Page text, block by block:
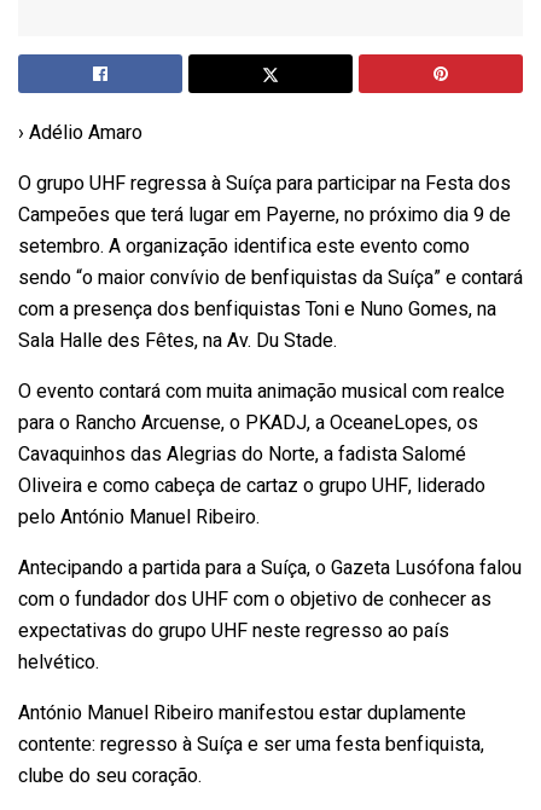
› Adélio Amaro
O grupo UHF regressa à Suíça para participar na Festa dos
Campeões que terá lugar em Payerne, no próximo dia 9 de
setembro. A organização identifica este evento como
sendo “o maior convívio de benfiquistas da Suíça” e contará
com a presença dos benfiquistas Toni e Nuno Gomes, na
Sala Halledes Fêtes, na Av. Du Stade.
O evento contará com muita animação musical com realce
para o Rancho Arcuense, o PKADJ, aOceaneLopes, os
Cavaquinhos das Alegrias do Norte, a fadista Salomé
Oliveira e como cabeça de cartaz o grupo UHF, liderado
pelo António Manuel Ribeiro.
Antecipando a partida para a Suíça, o Gazeta Lusófona falou
com o fundador dos UHF com o objetivo de conhecer as
expectativas do grupo UHF neste regresso ao país
helvético.
António Manuel Ribeiro manifestou estar duplamente
contente: regresso à Suíça e ser uma festa benfiquista,
clube do seu coração.